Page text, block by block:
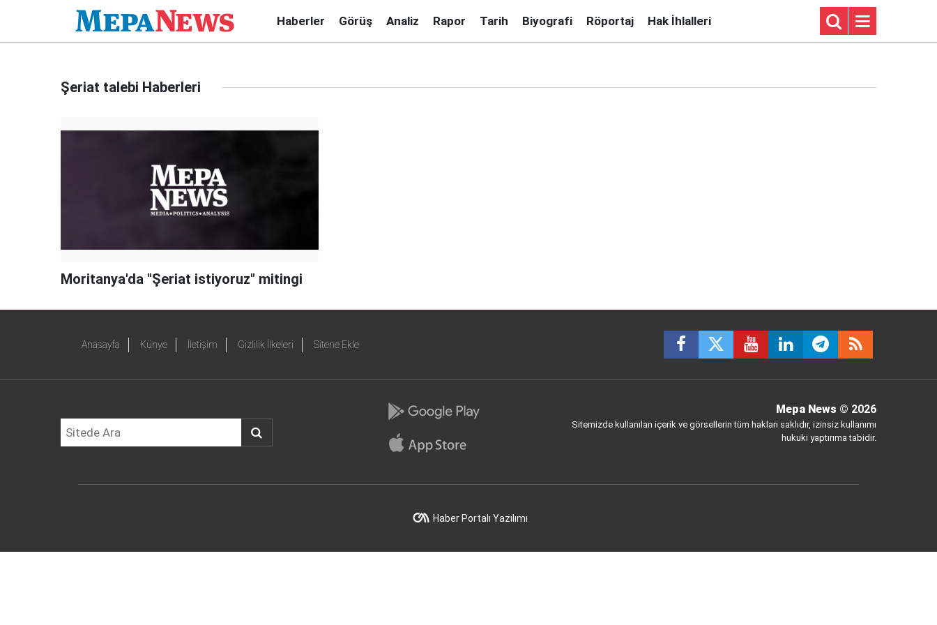
Haberler Görüş Analiz Rapor Tarih Biyografi Röportaj Hak İhlalleri
Şeriat talebi Haberleri
Moritanya'da "Şeriat istiyoruz" mitingi
Anasayfa Künye İletişim Gizlilik İlkeleri Sitene Ekle
Mepa News © 2026
Sitemizde kullanılan içerik ve görsellerin tüm hakları saklıdır, izinsiz kullanımı
hukuki yaptırıma tabidir.
Haber Portalı Yazılımı